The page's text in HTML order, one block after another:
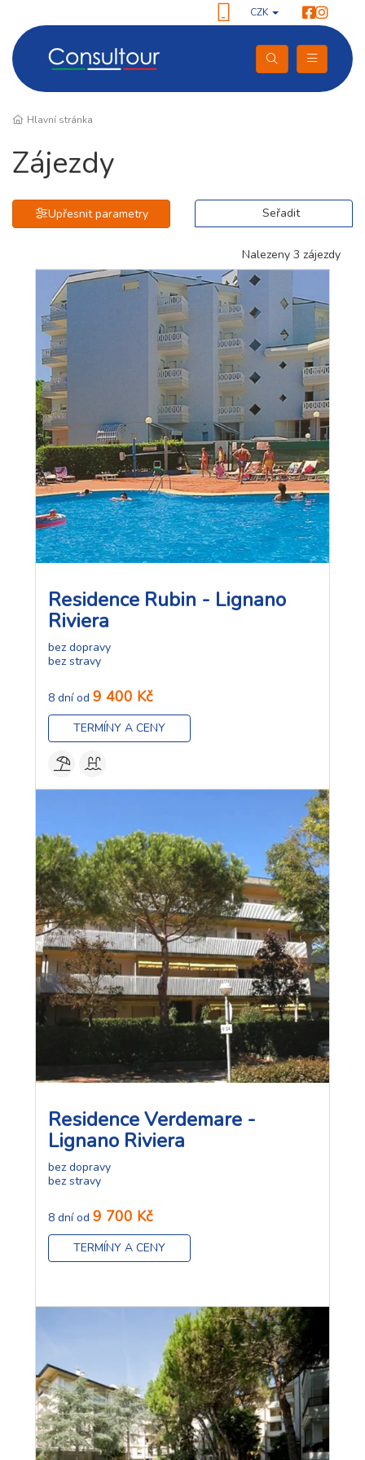
CZK
Hlavní stránka
Zájezdy
Upřesnit parametry Seřadit
Nalezeny 3 zájezdy
Residence Rubin - Lignano
Riviera
bez dopravy
bez stravy
8 dní od 9 400 Kč
TERMÍNY A CENY
Residence Verdemare -
Lignano Riviera
bez dopravy
bez stravy
8 dní od 9 700 Kč
TERMÍNY A CENY